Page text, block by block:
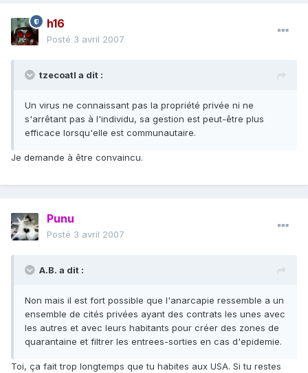
h16
Posté 3 avril 2007
tzecoatl a dit :
Un virus ne connaissant pas la propriété privée ni ne
s'arrêtant pas à l'individu, sa gestion est peut-être plus
efficace lorsqu'elle est communautaire.
Je demande à être convaincu.
Punu
Posté 3 avril 2007
A.B. a dit :
Non mais il est fort possible que l'anarcapie ressemble a un
ensemble de cités privées ayant des contrats les unes avec
les autres et avec leurs habitants pour créer des zones de
quarantaine et filtrer les entrees-sorties en cas d'epidemie.
Toi, ça fait trop longtemps que tu habites aux USA. Si tu restes